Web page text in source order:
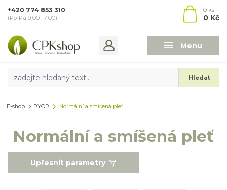
Menu
Hledat
+420 774 853 310
(Po-Pá 9:00-17:00)
0 ks
0 Kč
E-shop RYOR Normální a smíšená pleť
Normální a smíšená pleť
Upřesnit parametry